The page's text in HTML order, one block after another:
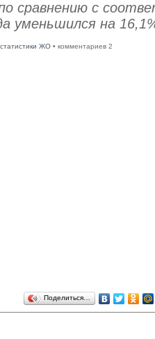
сравнению с
уменьшился на
ЖО • комментариев 2
Поделиться…